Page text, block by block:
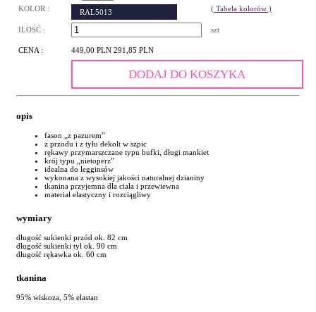
KOLOR :
RAL5013 ( Tabela kolorów )
ILOŚĆ : szt
CENA : 449,00 PLN 291,85 PLN
DODAJ DO KOSZYKA
opis
fason „z pazurem”
z przodu i z tyłu dekolt w szpic
rękawy przymarszczane typu bufki, długi mankiet
krój typu „nietoperz”
idealna do legginsów
wykonana z wysokiej jakości naturalnej dzianiny
tkanina przyjemna dla ciała i przewiewna
materiał elastyczny i rozciągliwy
wymiary
długość sukienki przód ok. 82 cm
długość sukienki tył ok. 90 cm
długość rękawka ok. 60 cm
tkanina
95% wiskoza, 5% elastan